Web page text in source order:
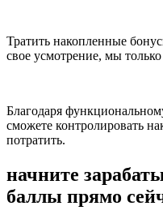
Тратить накопленные
свое усмотрение, мы
Благодаря
сможете контролировать
потратить.
начните
баллы прямо